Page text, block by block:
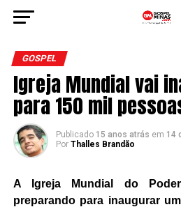
GOSPEL
Igreja Mundial vai
para 150 mil
Publicado 15 anos atrás em 14
Por Thalles Brandão
A Igreja Mundial do
preparando para inaugurar